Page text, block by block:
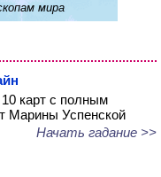
мира
10 карт с полным
Марины Успенской
Начать гадание >>